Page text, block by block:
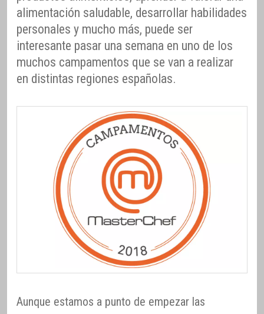
alimentación saludable, desarrollar habilidades
personales y mucho más, puede ser
interesante pasar una semana en uno de los
muchos campamentos que se van a realizar
en distintas regiones españolas.
Aunque estamos a punto de empezar las